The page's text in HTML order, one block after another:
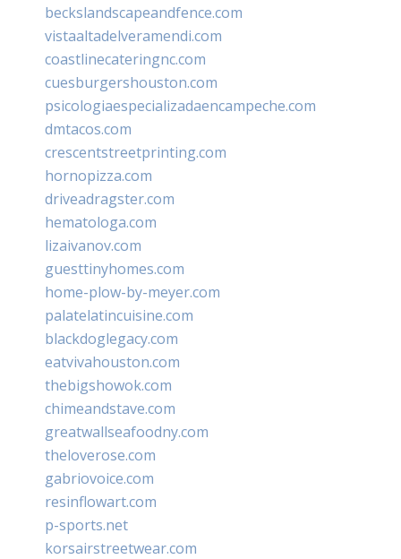
beckslandscapeandfence.com
vistaaltadelveramendi.com
coastlinecateringnc.com
cuesburgershouston.com
psicologiaespecializadaencampeche.com
dmtacos.com
crescentstreetprinting.com
hornopizza.com
driveadragster.com
hematologa.com
lizaivanov.com
guesttinyhomes.com
home-plow-by-meyer.com
palatelatincuisine.com
blackdoglegacy.com
eatvivahouston.com
thebigshowok.com
chimeandstave.com
greatwallseafoodny.com
theloverose.com
gabriovoice.com
resinflowart.com
p-sports.net
korsairstreetwear.com